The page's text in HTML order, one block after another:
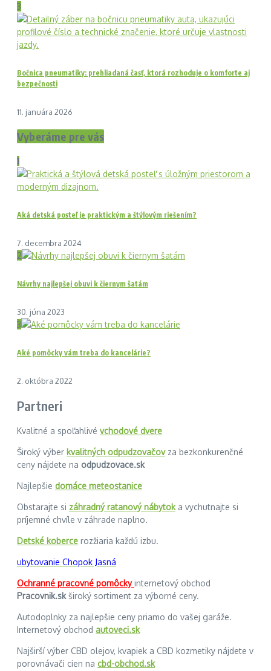
3
Bočnica pneumatiky: prehliadaná časť, ktorá rozhoduje o komforte aj
bezpečnosti
11. januára 2026
Vyberáme pre vás
1
Aká detská posteľ je praktickým a štýlovým riešením?
7. decembra 2024
2
Návrhy najlepšej obuvi k čiernym šatám
30. júna 2023
3
Aké pomôcky vám treba do kancelárie?
2. októbra 2022
Partneri
Kvalitné a spoľahlivé vchodové dvere
Široký výber kvalitných odpudzovačovza bezkonkurenčné
ceny nájdete na odpudzovace.sk
Najlepšie domáce meteostanice
Obstarajte si záhradný ratanový nábytoka vychutnajte si
príjemné chvíle v záhrade naplno.
Detské koberce rozžiaria každú izbu.
ubytovanie Chopok Jasná
Ochranné pracovné pomôckyinternetový obchod
Pracovnik.skširoký sortiment za výborné ceny.
Autodoplnky za najlepšie ceny priamo do vašej garáže.
Internetový obchod autoveci.sk
Najširší výber CBD olejov, kvapiek a CBD kozmetiky nájdete v
porovnávači cien na cbd-obchod.sk